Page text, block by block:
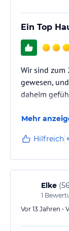
Ein Top
Wir sind zum
gewesen,
daheim
Mehr
Hilfreich
Elke (
1
Vor 13 Jahren •